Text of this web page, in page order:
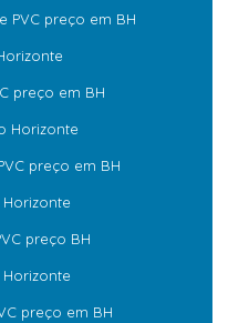
PVC preço em BH
preço em BH
Horizonte
preço em BH
preço BH
preço em BH